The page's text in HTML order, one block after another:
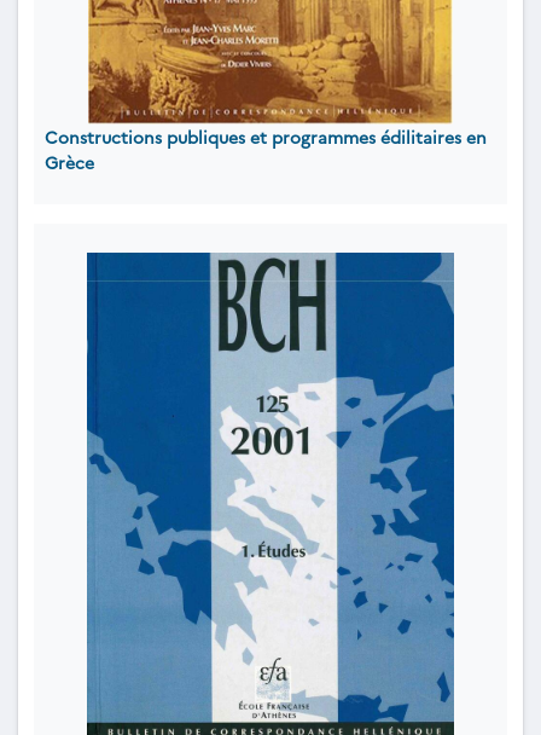
Constructions publiques et programmes édilitaires en
Grèce